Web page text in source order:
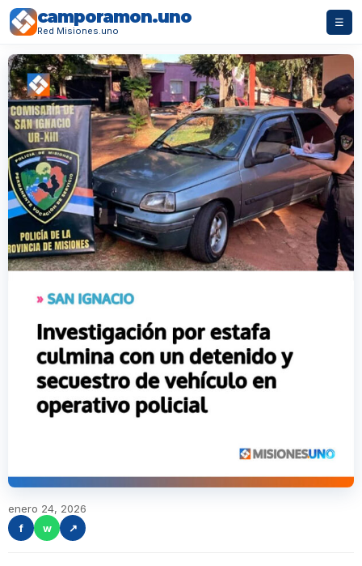
camporamon.uno
Red Misiones.uno
☰
enero 24, 2026
f
w ↗